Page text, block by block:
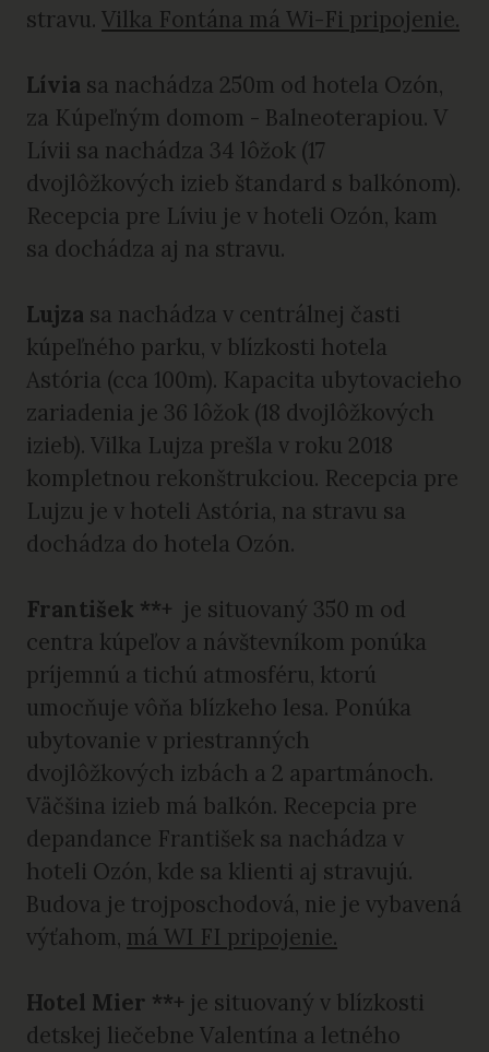
stravu. Vilka Fontána má Wi-Fi pripojenie.
Lívia sa nachádza 250m od hotela Ozón,
za Kúpeľným domom - Balneoterapiou. V
Lívii sa nachádza 34 lôžok (17
dvojlôžkových izieb štandard s balkónom).
Recepcia pre Líviu je v hoteli Ozón, kam
sa dochádza aj na stravu.
Lujza sa nachádza v centrálnej časti
kúpeľného parku, v blízkosti hotela
Astória (cca 100m). Kapacita ubytovacieho
zariadenia je 36 lôžok (18 dvojlôžkových
izieb). Vilka Lujza prešla v roku 2018
kompletnou rekonštrukciou. Recepcia pre
Lujzu je v hoteli Astória, na stravu sa
dochádza do hotela Ozón.
František **+ je situovaný 350 m od
centra kúpeľov a návštevníkom ponúka
príjemnú a tichú atmosféru, ktorú
umocňuje vôňa blízkeho lesa. Ponúka
ubytovanie v priestranných
dvojlôžkových izbách a 2 apartmánoch.
Väčšina izieb má balkón. Recepcia pre
depandance František sa nachádza v
hoteli Ozón, kde sa klienti aj stravujú.
Budova je trojposchodová, nie je vybavená
výťahom, má WI FI pripojenie.
Hotel Mier **+ je situovaný v blízkosti
detskej liečebne Valentína a letného